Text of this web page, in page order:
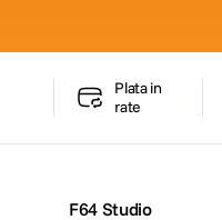
Plata in
rate
F64 Studio